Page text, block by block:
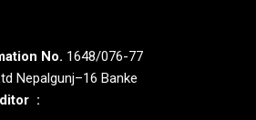
No. 1648/076-77
Nepalgunj–16 Banke
: